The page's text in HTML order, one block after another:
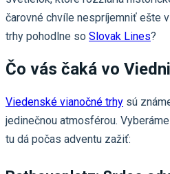
čarovné chvíle nespríjemniť ešte
trhy pohodlne so Slovak Lines?
Čo vás čaká vo
Viedenské vianočné trhy sú
jedinečnou atmosférou.
tu dá počas adventu zažiť: